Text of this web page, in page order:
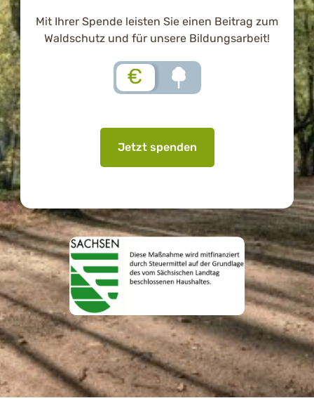
Mit Ihrer Spende leisten Sie einen Beitrag zum
Waldschutz und für unsere Bildungsarbeit!
€
Jetzt spenden